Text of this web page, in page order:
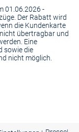
01.06.2026 -
Der Rabatt wird
die Kundenkarte
übertragbar und
Eine
sowie die
nicht möglich.